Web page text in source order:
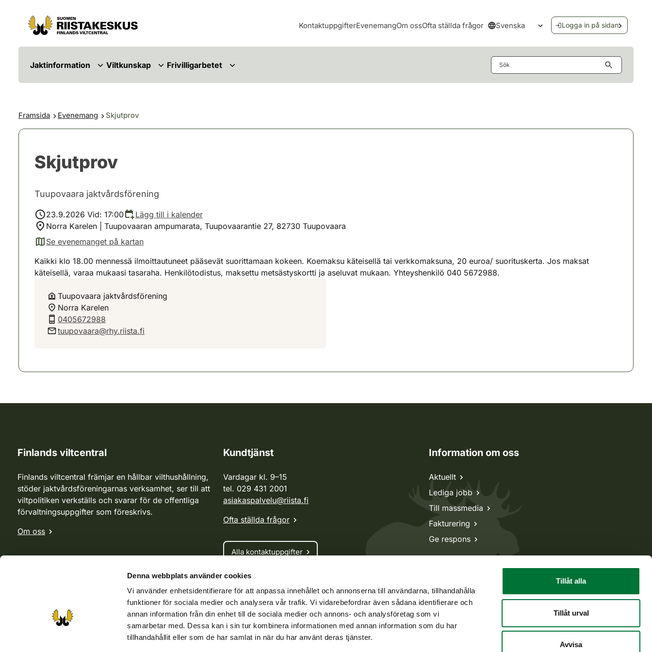
Denna webbplats använder cookies
Vi använder enhetsidentifierare för att anpassa innehållet och annonserna till användarna, tillhandahålla
funktioner för sociala medier och analysera vår trafik. Vi vidarebefordrar även sådana identifierare och
annan information från din enhet till de sociala medier och annons- och analysföretag som vi
samarbetar med. Dessa kan i sin tur kombinera informationen med annan information som du har
tillhandahållit eller som de har samlat in när du har använt deras tjänster.
Tillåt alla
Tillåt urval
Avvisa
Hoppa till innehåll
Gå till webbplatskartan
KontaktuppgifterEvenemangOm ossOfta ställda frågor Svenska
Öppna språkmenyn
Logga in på sidan
Jaktinformation Viltkunskap Frivilligarbetet
Framsida Evenemang Skjutprov
Skjutprov
Tuupovaara jaktvårdsförening
23.9.2026 Vid: 17:00
Lägg till i kalender
Norra Karelen | Tuupovaaran ampumarata, Tuupovaarantie 27, 82730 Tuupovaara
Se evenemanget på kartan
(avautuu uuteen välilehteen)
Kaikki klo 18.00 mennessä ilmoittautuneet pääsevät suorittamaan kokeen. Koemaksu käteisellä tai verkkomaksuna, 20 euroa/ suorituskerta. Jos maksat
käteisellä, varaa mukaasi tasaraha. Henkilötodistus, maksettu metsästyskortti ja aseluvat mukaan. Yhteyshenkilö 040 5672988.
Tuupovaara jaktvårdsförening
Norra Karelen
0405672988
tuupovaara@rhy.riista.fi
Finlands viltcentral
Finlands viltcentral främjar en hållbar vilthushållning,
stöder jaktvårdsföreningarnas verksamhet, ser till att
viltpolitiken verkställs och svarar för de offentliga
förvaltningsuppgifter som föreskrivs.
Om oss
Kundtjänst
Vardagar kl. 9–15
tel. 029 431 2001
asiakaspalvelu@riista.fi
Ofta ställda frågor
Alla kontaktuppgifter
Jaktkort
Oma riista -tjänsten
Ansökan om licenser och dispenser
Information om oss
Aktuellt
Lediga jobb
Till massmedia
Fakturering
Ge respons